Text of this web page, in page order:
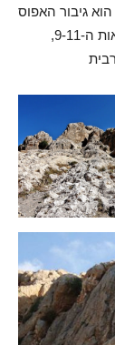
גיבור האפוס
הארמני “דוד מסאסון”. האפוזיציה התגבשה מהמאות ה-9-11,